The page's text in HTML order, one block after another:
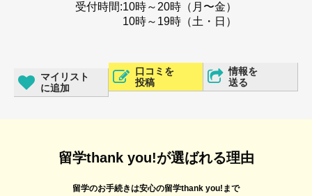
受付時間:10時～20時（月〜金）
10時～19時（土・日）
マイリスト
に追加
口コミを
投稿
情報を
送る
留学thank you!が選ばれる理由
留学のお手続きは安心の留学thank you!まで